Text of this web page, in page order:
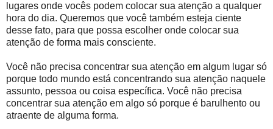
lugares onde vocês podem colocar sua atenção a qualquer
hora do dia. Queremos que você também esteja ciente
desse fato, para que possa escolher onde colocar sua
atenção de forma mais consciente.
Você não precisa concentrar sua atenção em algum lugar só
porque todo mundo está concentrando sua atenção naquele
assunto, pessoa ou coisa específica. Você não precisa
concentrar sua atenção em algo só porque é barulhento ou
atraente de alguma forma.